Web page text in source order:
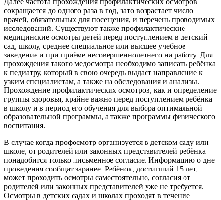
сокращается до одного раза в год, зато возрастает число
врачей, обязательных для посещения, и перечень проводимых
исследований. Существуют также профилактические
медицинские осмотры детей перед поступлением в детский
сад, школу, среднее специальное или высшее учебное
заведение и при приёме несовершеннолетнего на работу. Для
прохождения такого медосмотра необходимо записать ребёнка
к педиатру, который в свою очередь выдаст направление к
узким специалистам, а также на обследования и анализы.
Прохождение профилактических осмотров, как и определение
группы здоровья, крайне важно перед поступлением ребёнка
в школу и в период его обучения для выбора оптимальной
образовательной программы, а также программы физического
воспитания.
В случае когда профосмотр организуется в детском саду или
школе, от родителей или законных представителей ребёнка
понадобится только письменное согласие. Информацию о дне
проведения сообщат заранее. Ребёнок, достигший 15 лет,
может проходить осмотры самостоятельно, согласия от
родителей или законных представителей уже не требуется.
Осмотры в детских садах и школах проходят в течение